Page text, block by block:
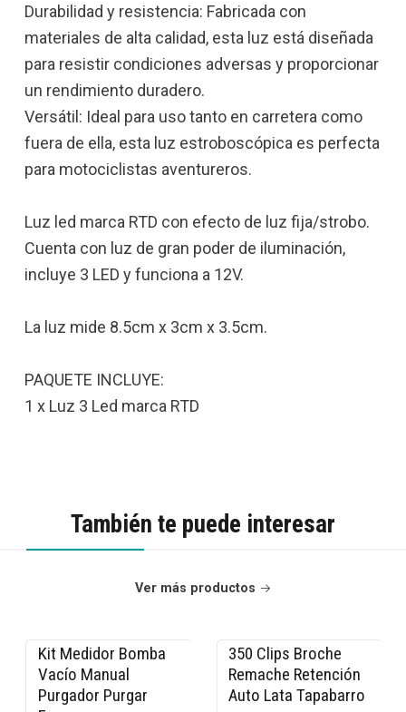
Durabilidad y resistencia: Fabricada con
materiales de alta calidad, esta luz está diseñada
para resistir condiciones adversas y proporcionar
un rendimiento duradero.
Versátil: Ideal para uso tanto en carretera como
fuera de ella, esta luz estroboscópica es perfecta
para motociclistas aventureros.
Luz led marca RTD con efecto de luz fija/strobo.
Cuenta con luz de gran poder de iluminación,
incluye 3 LED y funciona a 12V.
La luz mide 8.5cm x 3cm x 3.5cm.
PAQUETE INCLUYE:
1 x Luz 3 Led marca RTD
También te puede interesar
Ver más productos
-15% OFF
Kit Medidor Bomba
Vacío Manual
Purgador Purgar
-13% OFF
350 Clips Broche
Remache Retención
Auto Lata Tapabarro